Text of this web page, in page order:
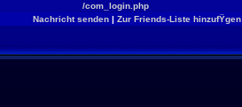
/com_login.php
Nachricht senden| Zur Friends-Liste hinzufŸgen